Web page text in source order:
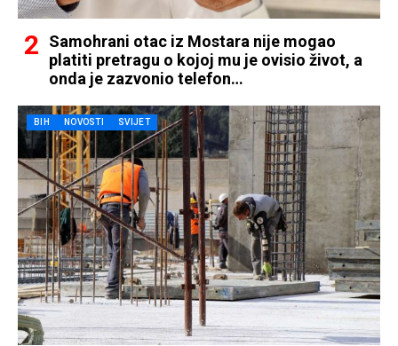
Samohrani otac iz Mostara nije mogao
platiti pretragu o kojoj mu je ovisio život, a
onda je zazvonio telefon…
BIH NOVOSTI SVIJET